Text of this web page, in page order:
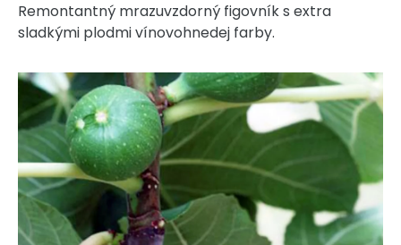
Remontantný mrazuvzdorný figovník s extra
sladkými plodmi vínovohnedej farby.